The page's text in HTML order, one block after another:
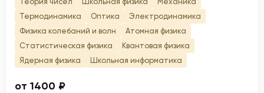
Термодинамика
Оптика
Электродинамика
Физика колебаний и волн
Атомная физика
Статистическая физика
Квантовая физика
Ядерная физика
Школьная информатика
от 1400 ₽